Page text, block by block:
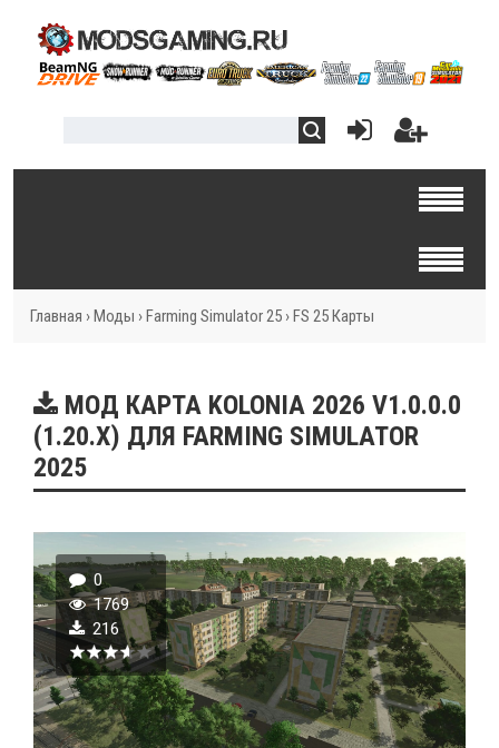
Главная › Моды › Farming Simulator 25 › FS 25 Карты
МОД КАРТА KOLONIA 2026 V1.0.0.0
(1.20.X) ДЛЯ FARMING SIMULATOR
2025
0
1769
216